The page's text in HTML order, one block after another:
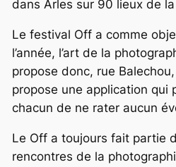
dans Arles sur 90 lieux de
Le festival Off a comme
l’année, l’art de la
propose donc, rue
propose une application qui
chacun de ne rater aucun
Le Off a toujours fait partie
rencontres de la